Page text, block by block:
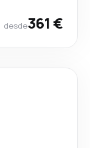
desde361 €